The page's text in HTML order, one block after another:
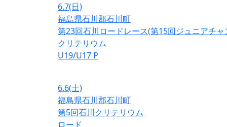
6.7(日)
福島県石川郡石川町
第23回石川ロードレース(第15回ジュニアチャ
クリテリウム
U19/U17 P
6.6(土)
福島県石川郡石川町
第5回石川クリテリウム
ロード